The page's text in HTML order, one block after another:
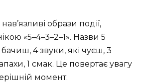
образи події,
«5–4–3–2–1». Назви 5
бачиш, 4 звуки, які чуєш, 3
1 смак. Це повертає увагу
момент.